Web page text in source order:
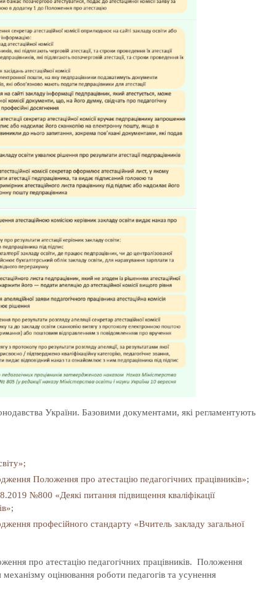
України. Базовими документами, які регламентують
Положення про атестацію педагогічних працівників»;
№800 «Деякі питання підвищення кваліфікації
професійного стандарту «Вчитель закладу загальної
про атестацію педагогічних працівників. Положення
оцінювання роботи педагогів та усунення